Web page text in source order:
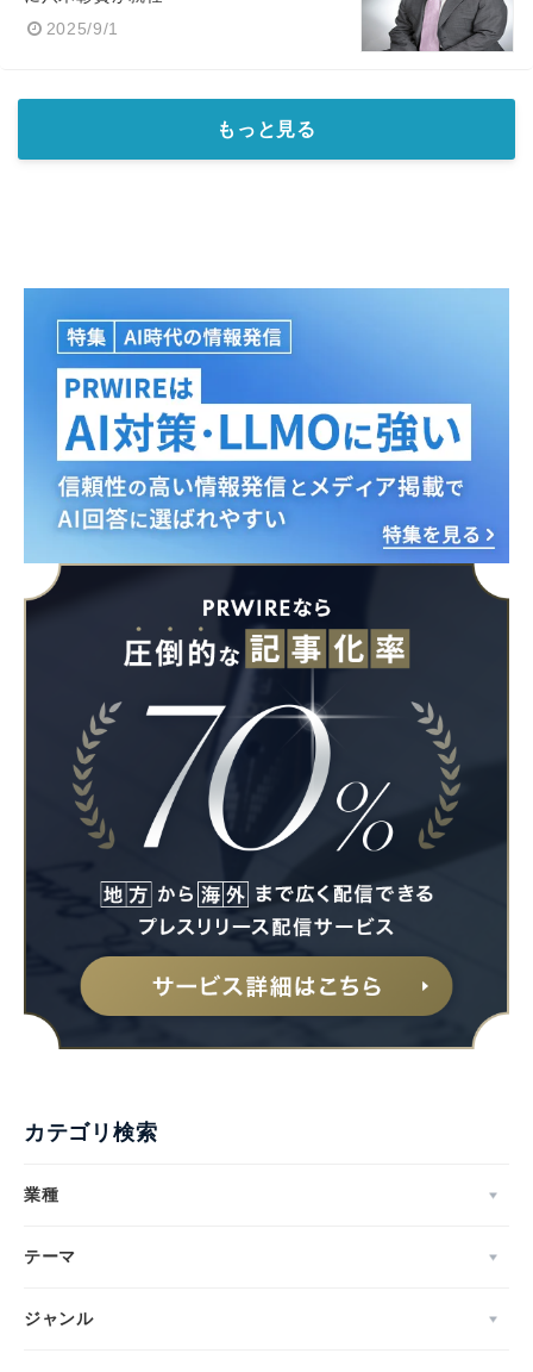
2025/9/1
もっと見る
カテゴリ検索
業種
テーマ
ジャンル